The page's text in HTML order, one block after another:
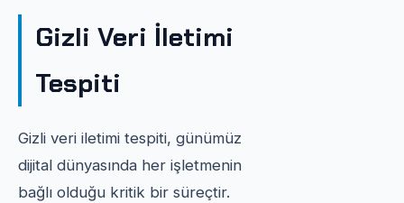
Gizli Veri İletimi
Tespiti
Gizli veri iletimi tespiti, günümüz
dijital dünyasında her işletmenin
bağlı olduğu kritik bir süreçtir.